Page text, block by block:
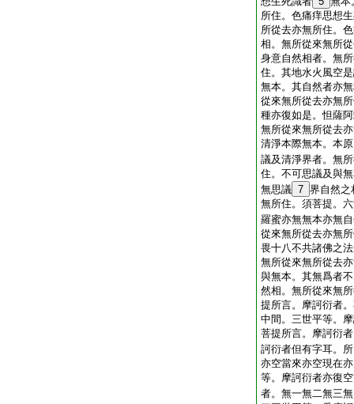
所住。色痛痒思想
所從去亦無所住。
相。無所從來無所
身意自然相者。無
住。其地水火風空
無本。其自然者亦
從來無所從去亦無
種亦復如是。怛薩
無所從來無所從去
清淨本際無本。本
議及清淨界者。無
住。不可思議及與
無思議 7 界自然之
無所住。須菩提。
羅蜜亦無無本亦無
從來無所從去亦無
畏十八不共諸佛之
無所從來無所從去
與無本。其無爲者
然相。無所從來無
提所言。摩訶衍者
中間。三世平等。
菩提所言。摩訶衍
訶衍者但有字耳。
亦空當來亦空現在
等。摩訶衍者亦復
者。無一無二無三